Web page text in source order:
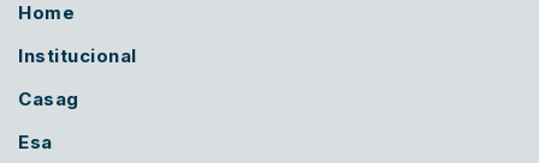
Home
Institucional
Casag
Esa